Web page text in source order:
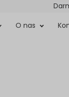
O nas